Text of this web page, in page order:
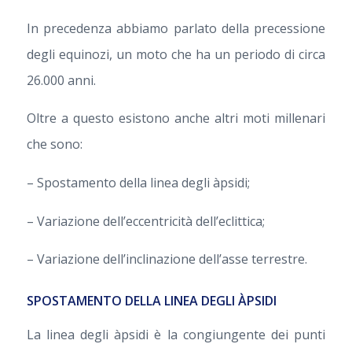
In precedenza abbiamo parlato della precessione
degli equinozi, un moto che ha un periodo di circa
26.000 anni.
Oltre a questo esistono anche altri moti millenari
che sono:
– Spostamento della linea degli àpsidi;
– Variazione dell’eccentricità dell’eclittica;
– Variazione dell’inclinazione dell’asse terrestre.
SPOSTAMENTO DELLA LINEA DEGLI ÀPSIDI
La linea degli àpsidi è la congiungente dei punti